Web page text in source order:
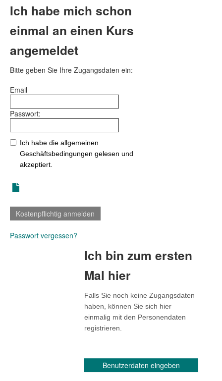
Ich habe mich schon
einmal an einen Kurs
angemeldet
Bitte geben Sie Ihre Zugangsdaten ein:
Email
Passwort:
Ich habe die allgemeinen
Geschäftsbedingungen gelesen und
akzeptiert.
Passwort vergessen?
Ich bin zum ersten
Mal hier
Falls Sie noch keine Zugangsdaten
haben, können Sie sich hier
einmalig mit den Personendaten
registrieren.